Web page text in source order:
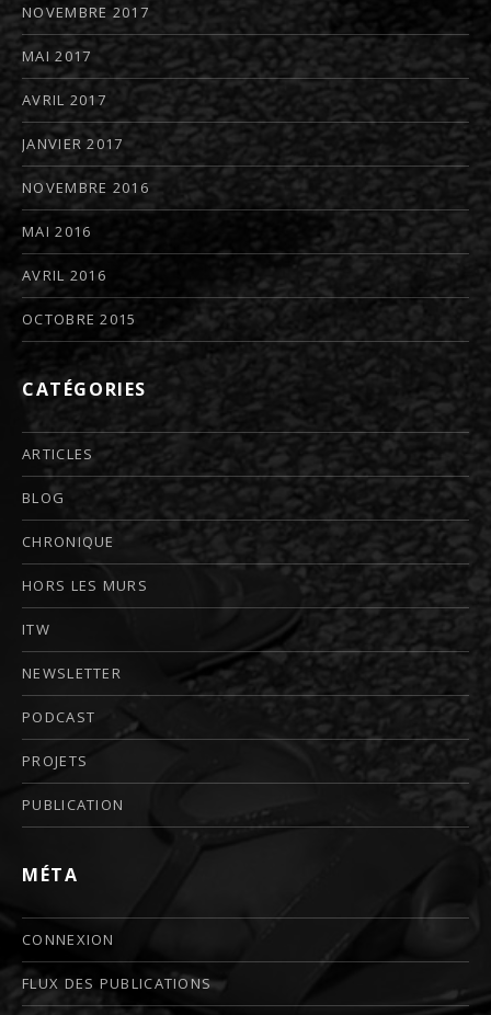
NOVEMBRE 2017
MAI 2017
AVRIL 2017
JANVIER 2017
NOVEMBRE 2016
MAI 2016
AVRIL 2016
OCTOBRE 2015
CATÉGORIES
ARTICLES
BLOG
CHRONIQUE
HORS LES MURS
ITW
NEWSLETTER
PODCAST
PROJETS
PUBLICATION
MÉTA
CONNEXION
FLUX DES PUBLICATIONS